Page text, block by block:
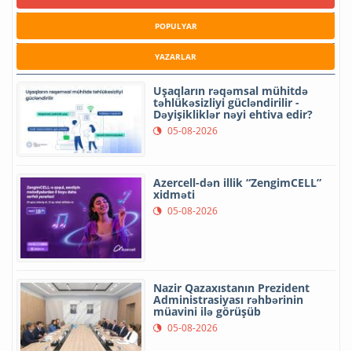
POPULYAR
YAZARLAR
Uşaqların rəqəmsal mühitdə
təhlükəsizliyi gücləndirilir -
Dəyişikliklər nəyi ehtiva edir?
05-08-2026
Azercell-dən illik “ZengimCELL”
xidməti
05-08-2026
Nazir Qazaxıstanın Prezident
Administrasiyası rəhbərinin
müavini ilə görüşüb
05-08-2026